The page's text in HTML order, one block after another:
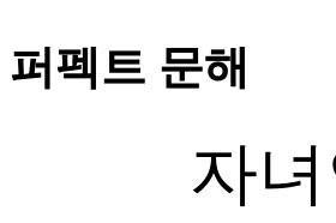
퍼펙트 문해
자